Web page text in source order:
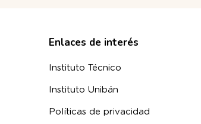
Enlaces de interés
Instituto Técnico
Instituto Unibán
Políticas de privacidad